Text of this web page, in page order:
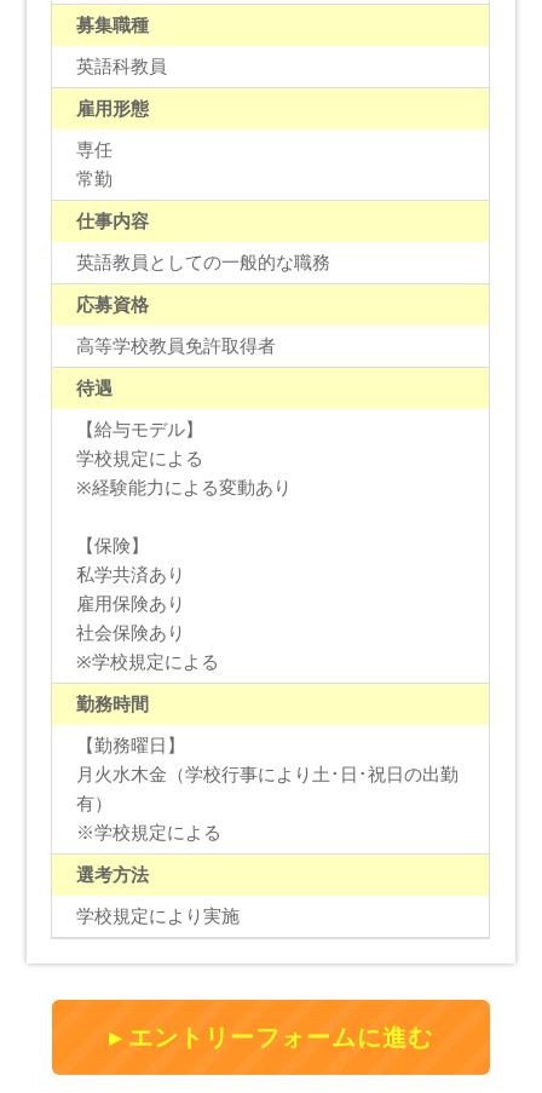
募集職種
英語科教員
雇用形態
専任
常勤
仕事内容
英語教員としての一般的な職務
応募資格
高等学校教員免許取得者
待遇
【給与モデル】
学校規定による
※経験能力による変動あり
【保険】
私学共済あり
雇用保険あり
社会保険あり
※学校規定による
勤務時間
【勤務曜日】
月火水木金（学校行事により土･日･祝日の出勤
有）
※学校規定による
選考方法
学校規定により実施
エントリーフォームに進む